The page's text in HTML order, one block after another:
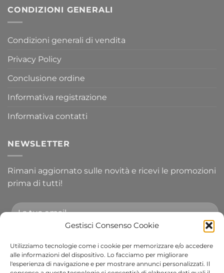
Gestisci Consenso Cookie
Utilizziamo tecnologie come i cookie per memorizzare e/o accedere
alle informazioni del dispositivo. Lo facciamo per migliorare
l'esperienza di navigazione e per mostrare annunci personalizzati. Il
CONDIZIONI GENERALI
Condizioni generali di vendita
Privacy Policy
Conclusione ordine
Informativa registrazione
Informativa contatti
NEWSLETTER
Rimani aggiornato sulle novità e ricevi le promozioni
prima di tutti!
Accetto le condizioni generali e di ricevere le
newsletter.